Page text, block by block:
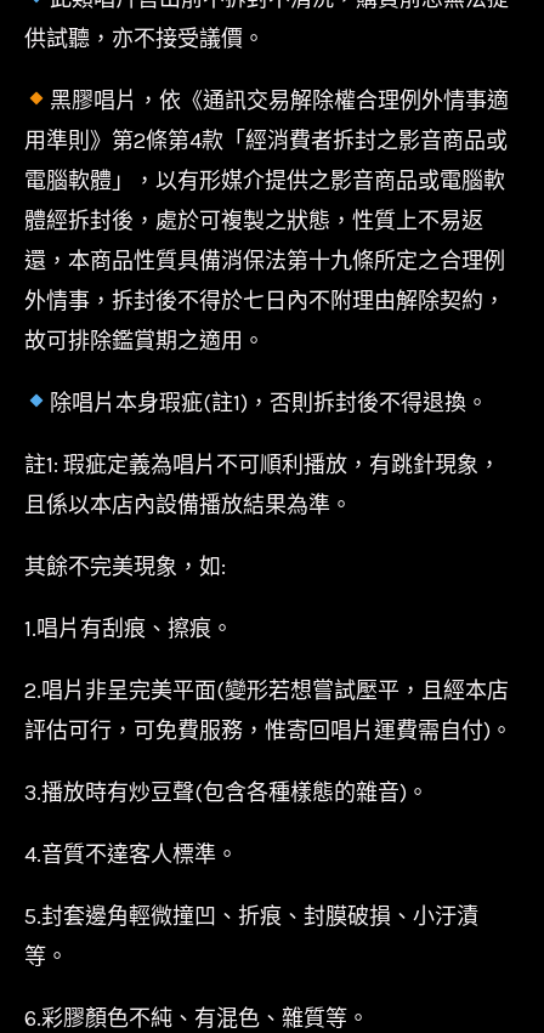
供試聽，亦不接受議價。
黑膠唱片，依《通訊交易解除權合理例外情事適
用準則》第2條第4款「經消費者拆封之影音商品或
電腦軟體」，以有形媒介提供之影音商品或電腦軟
體經拆封後，處於可複製之狀態，性質上不易返
還，本商品性質具備消保法第十九條所定之合理例
外情事，拆封後不得於七日內不附理由解除契約，
故可排除鑑賞期之適用。
除唱片本身瑕疵(註1)，否則拆封後不得退換。
註1: 瑕疵定義為唱片不可順利播放，有跳針現象，
且係以本店內設備播放結果為準。
其餘不完美現象，如:
1.唱片有刮痕、擦痕。
2.唱片非呈完美平面(變形若想嘗試壓平，且經本店
評估可行，可免費服務，惟寄回唱片運費需自付)。
3.播放時有炒豆聲(包含各種樣態的雜音)。
4.音質不達客人標準。
5.封套邊角輕微撞凹、折痕、封膜破損、小汙漬
等。
6.彩膠顏色不純、有混色、雜質等。